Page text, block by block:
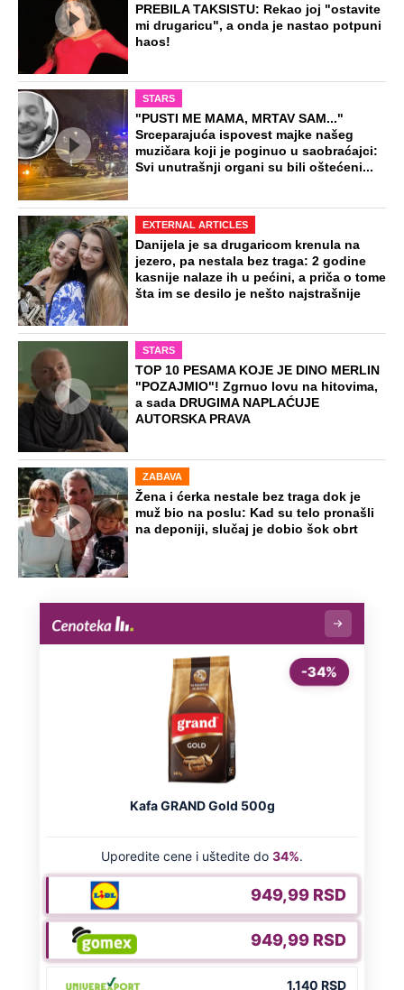
PREBILA TAKSISTU: Rekao joj "ostavite
mi drugaricu", a onda je nastao potpuni
haos!
STARS
"PUSTI ME MAMA, MRTAV SAM..."
Srceparajuća ispovest majke našeg
muzičara koji je poginuo u saobraćajci:
Svi unutrašnji organi su bili oštećeni...
EXTERNAL ARTICLES
Danijela je sa drugaricom krenula na
jezero, pa nestala bez traga: 2 godine
kasnije nalaze ih u pećini, a priča o tome
šta im se desilo je nešto najstrašnije
STARS
TOP 10 PESAMA KOJE JE DINO MERLIN
"POZAJMIO"! Zgrnuo lovu na hitovima,
a sada DRUGIMA NAPLAĆUJE
AUTORSKA PRAVA
ZABAVA
Žena i ćerka nestale bez traga dok je
muž bio na poslu: Kad su telo pronašli
na deponiji, slučaj je dobio šok obrt